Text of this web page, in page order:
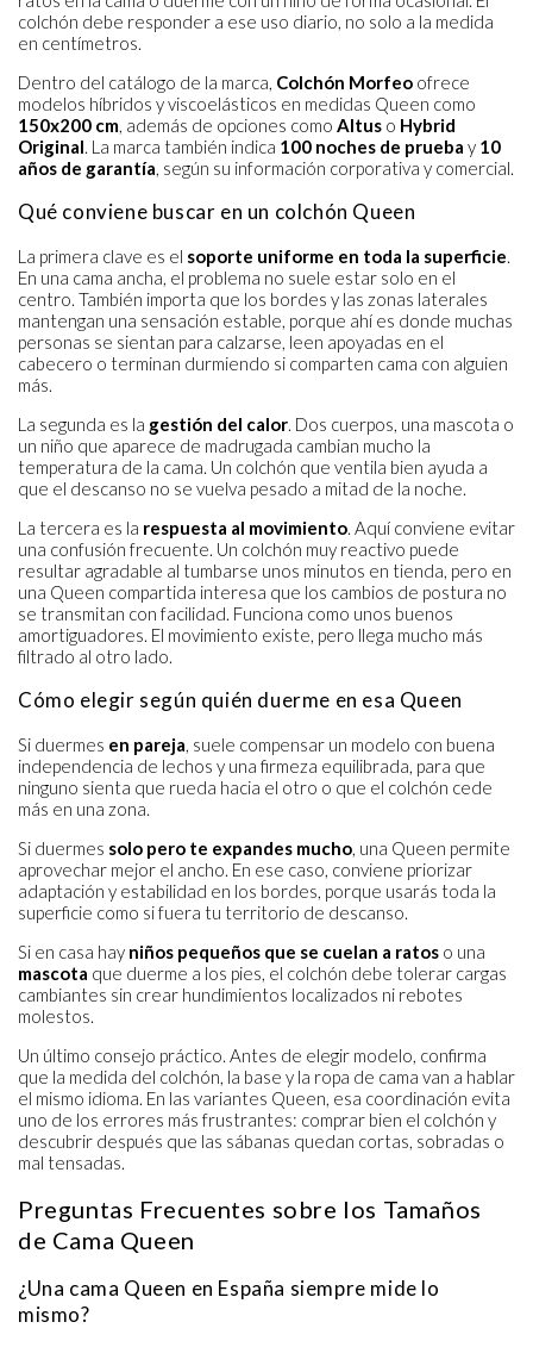
colchón debe responder a ese uso diario, no solo a la medida
en centímetros.
Dentro del catálogo de la marca, Colchón Morfeo ofrece
modelos híbridos y viscoelásticos en medidas Queen como
150x200 cm, además de opciones como Altus o Hybrid
Original. La marca también indica 100 noches de prueba y 10
años de garantía, según su información corporativa y comercial.
Qué conviene buscar en un colchón Queen
La primera clave es el soporte uniforme en toda la superficie.
En una cama ancha, el problema no suele estar solo en el
centro. También importa que los bordes y las zonas laterales
mantengan una sensación estable, porque ahí es donde muchas
personas se sientan para calzarse, leen apoyadas en el
cabecero o terminan durmiendo si comparten cama con alguien
más.
La segunda es la gestión del calor. Dos cuerpos, una mascota o
un niño que aparece de madrugada cambian mucho la
temperatura de la cama. Un colchón que ventila bien ayuda a
que el descanso no se vuelva pesado a mitad de la noche.
La tercera es la respuesta al movimiento. Aquí conviene evitar
una confusión frecuente. Un colchón muy reactivo puede
resultar agradable al tumbarse unos minutos en tienda, pero en
una Queen compartida interesa que los cambios de postura no
se transmitan con facilidad. Funciona como unos buenos
amortiguadores. El movimiento existe, pero llega mucho más
filtrado al otro lado.
Cómo elegir según quién duerme en esa Queen
Si duermes en pareja, suele compensar un modelo con buena
independencia de lechos y una firmeza equilibrada, para que
ninguno sienta que rueda hacia el otro o que el colchón cede
más en una zona.
Si duermes solo pero te expandes mucho, una Queen permite
aprovechar mejor el ancho. En ese caso, conviene priorizar
adaptación y estabilidad en los bordes, porque usarás toda la
superficie como si fuera tu territorio de descanso.
Si en casa hay niños pequeños que se cuelan a ratos o una
mascota que duerme a los pies, el colchón debe tolerar cargas
cambiantes sin crear hundimientos localizados ni rebotes
molestos.
Un último consejo práctico. Antes de elegir modelo, confirma
que la medida del colchón, la base y la ropa de cama van a hablar
el mismo idioma. En las variantes Queen, esa coordinación evita
uno de los errores más frustrantes: comprar bien el colchón y
descubrir después que las sábanas quedan cortas, sobradas o
mal tensadas.
Preguntas Frecuentes sobre los Tamaños
de Cama Queen
¿Una cama Queen en España siempre mide lo
mismo?